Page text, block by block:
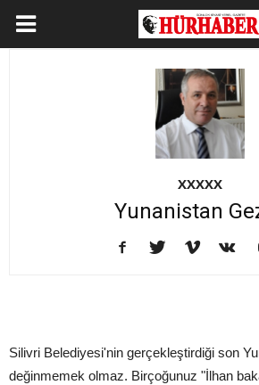
XXXXX
Yunanistan
Silivri Belediyesi'nin gerçekleştirdiği son
değinmemek olmaz. Birçoğunuz "İlhan